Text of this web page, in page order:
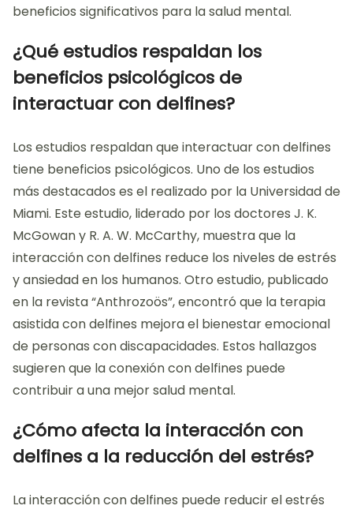
beneficios significativos para la salud mental.
¿Qué estudios respaldan los
beneficios psicológicos de
interactuar con delfines?
Los estudios respaldan que interactuar con delfines
tiene beneficios psicológicos. Uno de los estudios
más destacados es el realizado por la Universidad de
Miami. Este estudio, liderado por los doctores J. K.
McGowan y R. A. W. McCarthy, muestra que la
interacción con delfines reduce los niveles de estrés
y ansiedad en los humanos. Otro estudio, publicado
en la revista “Anthrozoös”, encontró que la terapia
asistida con delfines mejora el bienestar emocional
de personas con discapacidades. Estos hallazgos
sugieren que la conexión con delfines puede
contribuir a una mejor salud mental.
¿Cómo afecta la interacción con
delfines a la reducción del estrés?
La interacción con delfines puede reducir el estrés